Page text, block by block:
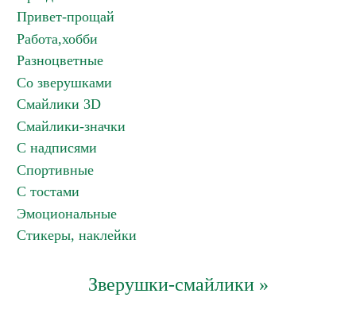
Привет-прощай
Работа,хобби
Разноцветные
Со зверушками
Смайлики 3D
Смайлики-значки
С надписями
Спортивные
С тостами
Эмоциональные
Стикеры, наклейки
Зверушки-смайлики »